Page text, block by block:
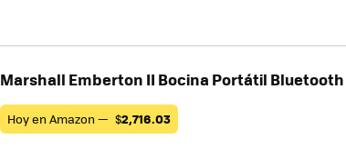
Marshall Emberton II Bocina Portátil
Hoy en Amazon — $2,716.03